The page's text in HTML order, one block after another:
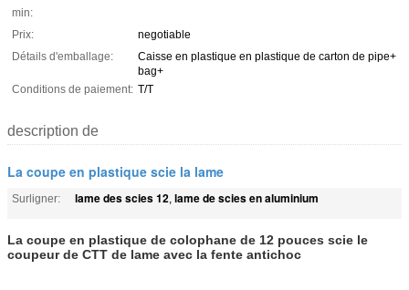
min:
Prix:
negotiable
Détails d'emballage:
Caisse en plastique en plastique de carton de pipe+
bag+
Conditions de paiement: T/T
description de
La coupe en plastique scie la lame
Surligner: lame des scies 12, lame de scies en aluminium
La coupe en plastique de colophane de 12 pouces scie le
coupeur de CTT de lame avec la fente antichoc